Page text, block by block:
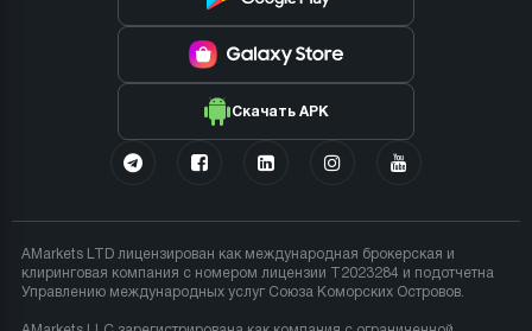
Скачать APK
AMarkets LTD лицензирован как международная брокерская и
клиринговая компания с номером лицензии T2023284 и подотчетна
Управлению международных услуг Союза Коморских Островов.